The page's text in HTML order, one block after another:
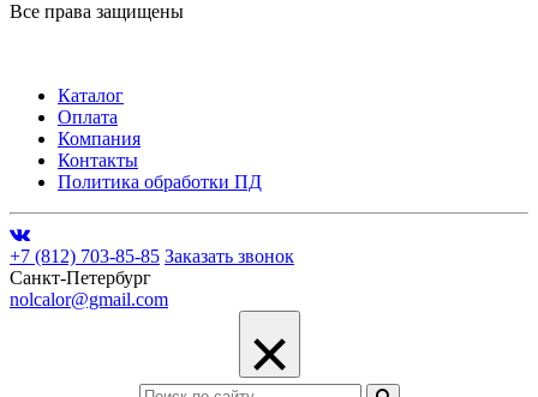
Все права защищены
Каталог
Оплата
Компания
Контакты
Политика обработки ПД
+7 (812) 703-85-85 Заказать звонок
Санкт-Петербург
nolcalor@gmail.com
×